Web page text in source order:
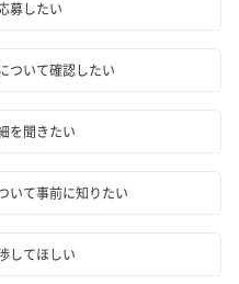
募したい
ついて確認したい
を聞きたい
いて事前に知りたい
してほしい